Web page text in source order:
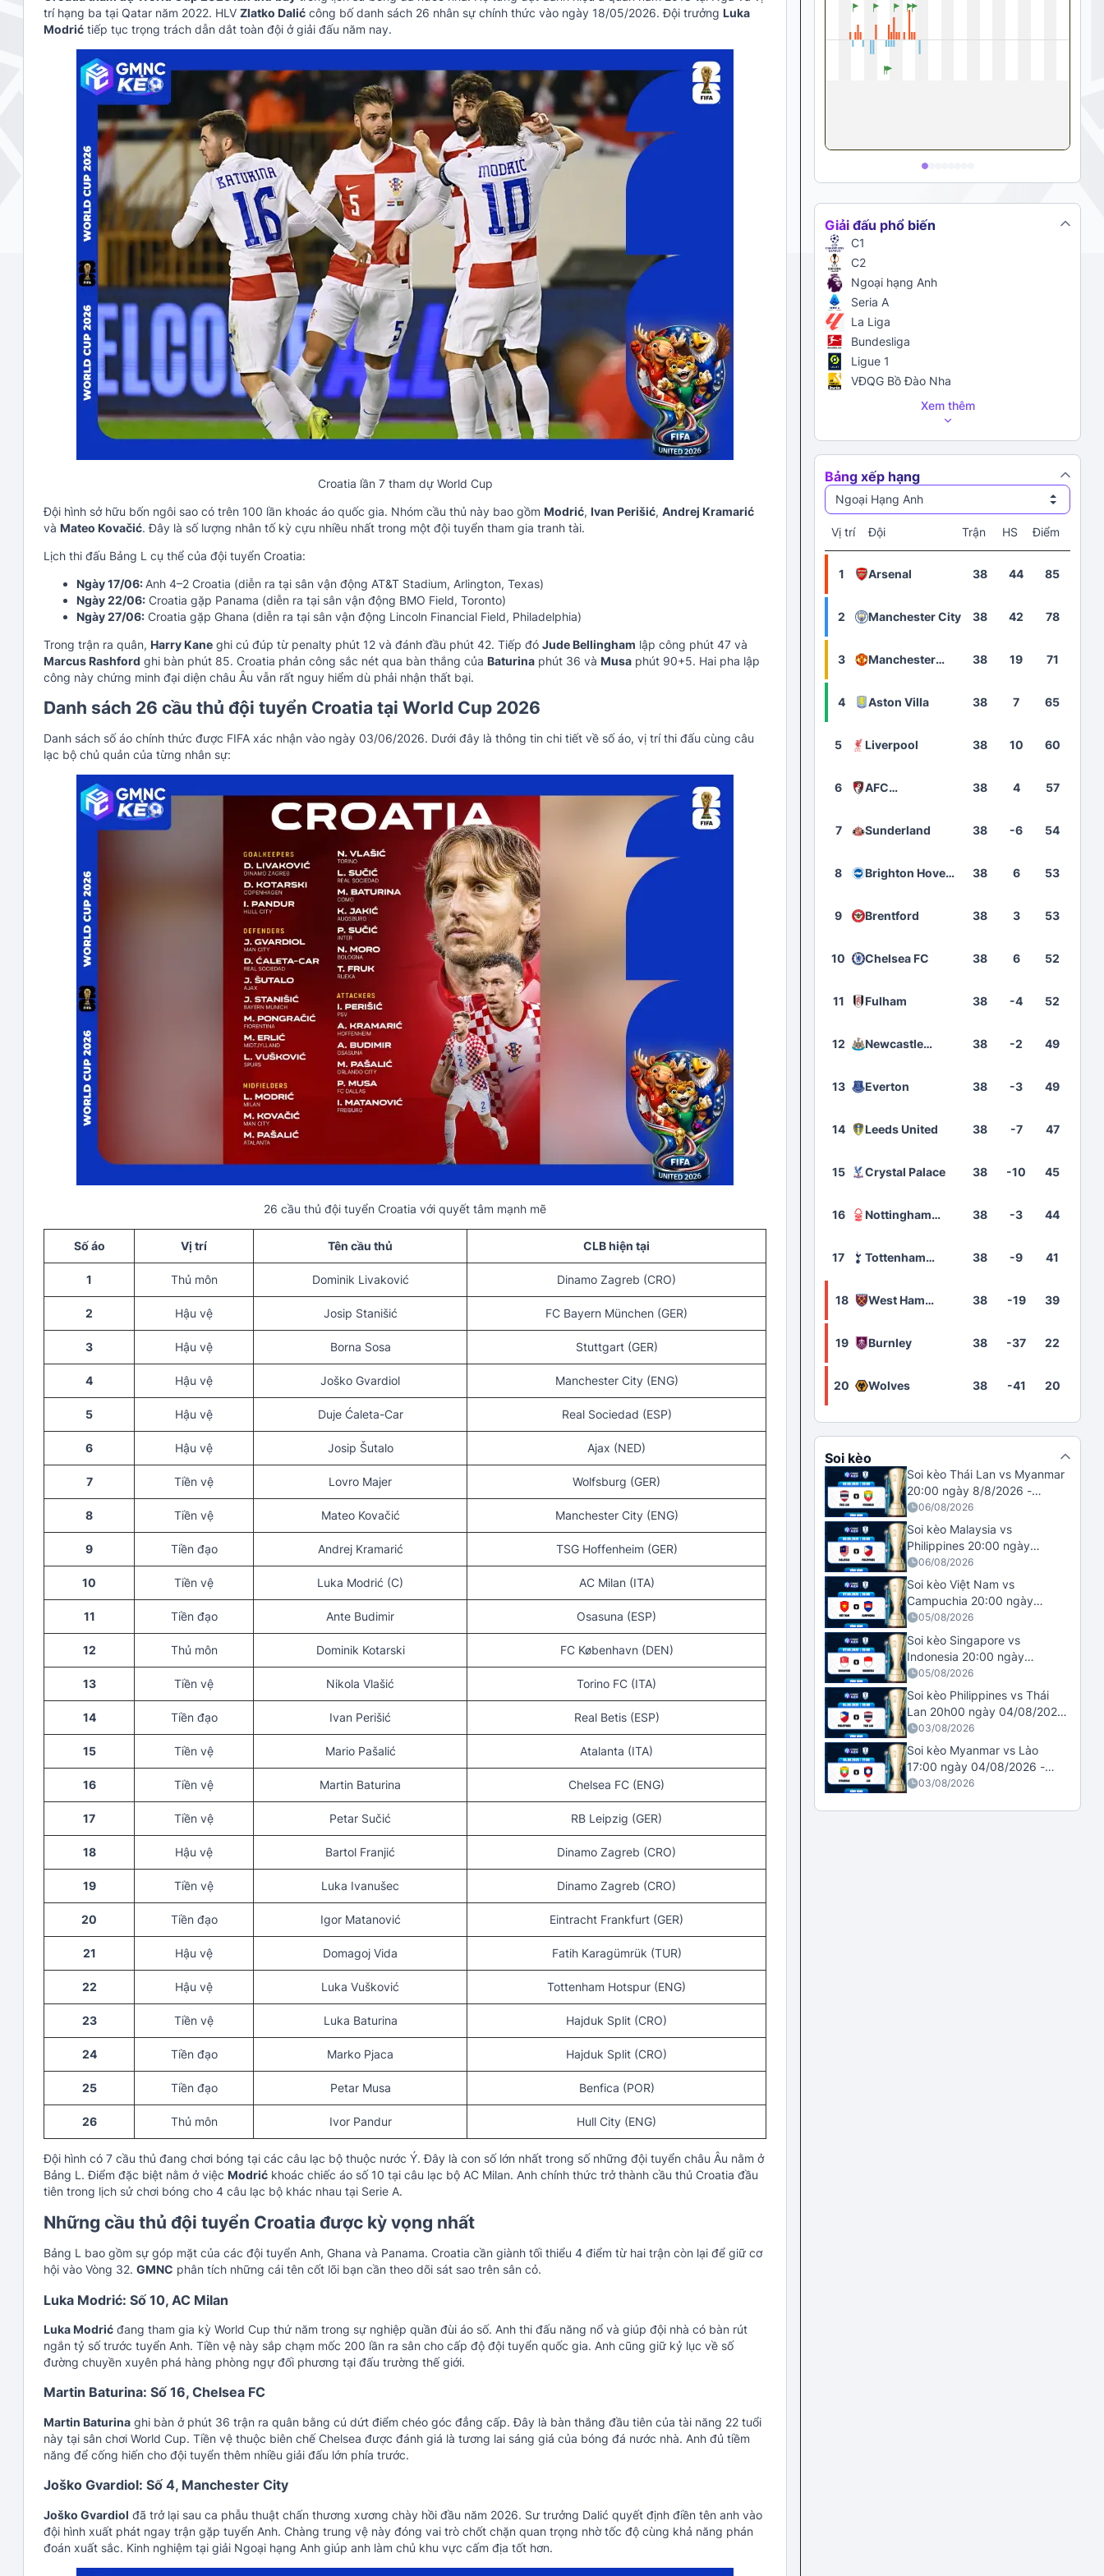
trí hạng ba tại Qatar năm 2022. HLV Zlatko Dalić công bố danh sách 26 nhân sự chính thức vào ngày 18/05/2026. Đội trưởng Luka
Modrić tiếp tục trọng trách dẫn dắt toàn đội ở giải đấu năm nay.
Croatia lần 7 tham dự World Cup
Đội hình sở hữu bốn ngôi sao có trên 100 lần khoác áo quốc gia. Nhóm cầu thủ này bao gồm Modrić, Ivan Perišić, Andrej Kramarić
và Mateo Kovačić. Đây là số lượng nhân tố kỳ cựu nhiều nhất trong một đội tuyển tham gia tranh tài.
Lịch thi đấu Bảng L cụ thể của đội tuyển Croatia:
Ngày 17/06: Anh 4–2 Croatia (diễn ra tại sân vận động AT&T Stadium, Arlington, Texas)
Ngày 22/06: Croatia gặp Panama (diễn ra tại sân vận động BMO Field, Toronto)
Ngày 27/06: Croatia gặp Ghana (diễn ra tại sân vận động Lincoln Financial Field, Philadelphia)
Trong trận ra quân, Harry Kane ghi cú đúp từ penalty phút 12 và đánh đầu phút 42. Tiếp đó Jude Bellingham lập công phút 47 và
Marcus Rashford ghi bàn phút 85. Croatia phản công sắc nét qua bàn thắng của Baturina phút 36 và Musa phút 90+5. Hai pha lập
công này chứng minh đại diện châu Âu vẫn rất nguy hiểm dù phải nhận thất bại.
Danh sách 26 cầu thủ đội tuyển Croatia tại World Cup 2026
Danh sách số áo chính thức được FIFA xác nhận vào ngày 03/06/2026. Dưới đây là thông tin chi tiết về số áo, vị trí thi đấu cùng câu
lạc bộ chủ quản của từng nhân sự:
26 cầu thủ đội tuyển Croatia với quyết tâm mạnh mẽ
Số áo Vị trí Tên cầu thủ CLB hiện tại
1 Thủ môn Dominik Livaković Dinamo Zagreb (CRO)
2 Hậu vệ Josip Stanišić FC Bayern München (GER)
3 Hậu vệ Borna Sosa Stuttgart (GER)
4 Hậu vệ Joško Gvardiol Manchester City (ENG)
5 Hậu vệ Duje Ćaleta-Car Real Sociedad (ESP)
6 Hậu vệ Josip Šutalo Ajax (NED)
7 Tiền vệ Lovro Majer Wolfsburg (GER)
8 Tiền vệ Mateo Kovačić Manchester City (ENG)
9 Tiền đạo Andrej Kramarić TSG Hoffenheim (GER)
10 Tiền vệ Luka Modrić (C) AC Milan (ITA)
11 Tiền đạo Ante Budimir Osasuna (ESP)
12 Thủ môn Dominik Kotarski FC København (DEN)
13 Tiền vệ Nikola Vlašić Torino FC (ITA)
14 Tiền đạo Ivan Perišić Real Betis (ESP)
15 Tiền vệ Mario Pašalić Atalanta (ITA)
16 Tiền vệ Martin Baturina Chelsea FC (ENG)
17 Tiền vệ Petar Sučić RB Leipzig (GER)
18 Hậu vệ Bartol Franjić Dinamo Zagreb (CRO)
19 Tiền vệ Luka Ivanušec Dinamo Zagreb (CRO)
20 Tiền đạo Igor Matanović Eintracht Frankfurt (GER)
21 Hậu vệ Domagoj Vida Fatih Karagümrük (TUR)
22 Hậu vệ Luka Vušković Tottenham Hotspur (ENG)
23 Tiền vệ Luka Baturina Hajduk Split (CRO)
24 Tiền đạo Marko Pjaca Hajduk Split (CRO)
25 Tiền đạo Petar Musa Benfica (POR)
26 Thủ môn Ivor Pandur Hull City (ENG)
Đội hình có 7 cầu thủ đang chơi bóng tại các câu lạc bộ thuộc nước Ý. Đây là con số lớn nhất trong số những đội tuyển châu Âu nằm ở
Bảng L. Điểm đặc biệt nằm ở việc Modrić khoác chiếc áo số 10 tại câu lạc bộ AC Milan. Anh chính thức trở thành cầu thủ Croatia đầu
tiên trong lịch sử chơi bóng cho 4 câu lạc bộ khác nhau tại Serie A.
Những cầu thủ đội tuyển Croatia được kỳ vọng nhất
Bảng L bao gồm sự góp mặt của các đội tuyển Anh, Ghana và Panama. Croatia cần giành tối thiểu 4 điểm từ hai trận còn lại để giữ cơ
hội vào Vòng 32. GMNC phân tích những cái tên cốt lõi bạn cần theo dõi sát sao trên sân cỏ.
Luka Modrić: Số 10, AC Milan
Luka Modrić đang tham gia kỳ World Cup thứ năm trong sự nghiệp quần đùi áo số. Anh thi đấu năng nổ và giúp đội nhà có bàn rút
ngắn tỷ số trước tuyển Anh. Tiền vệ này sắp chạm mốc 200 lần ra sân cho cấp độ đội tuyển quốc gia. Anh cũng giữ kỷ lục về số
đường chuyền xuyên phá hàng phòng ngự đối phương tại đấu trường thế giới.
Martin Baturina: Số 16, Chelsea FC
Martin Baturina ghi bàn ở phút 36 trận ra quân bằng cú dứt điểm chéo góc đẳng cấp. Đây là bàn thắng đầu tiên của tài năng 22 tuổi
này tại sân chơi World Cup. Tiền vệ thuộc biên chế Chelsea được đánh giá là tương lai sáng giá của bóng đá nước nhà. Anh đủ tiềm
năng để cống hiến cho đội tuyển thêm nhiều giải đấu lớn phía trước.
Joško Gvardiol: Số 4, Manchester City
Joško Gvardiol đã trở lại sau ca phẫu thuật chấn thương xương chày hồi đầu năm 2026. Sư trưởng Dalić quyết định điền tên anh vào
đội hình xuất phát ngay trận gặp tuyển Anh. Chàng trung vệ này đóng vai trò chốt chặn quan trọng nhờ tốc độ cùng khả năng phán
đoán xuất sắc. Kinh nghiệm tại giải Ngoại hạng Anh giúp anh làm chủ khu vực cấm địa tốt hơn.
Giải đấu phổ biến
C1
C2
Ngoại hạng Anh
Seria A
La Liga
Bundesliga
Ligue 1
VĐQG Bồ Đào Nha
Xem thêm
Bảng xếp hạng
Ngoại Hạng Anh
Vị trí Đội Trận HS Điểm
1 Arsenal 38 44 85
2 Manchester City 38 42 78
3
Manchester
38 19 71
4 Aston Villa 38 7 65
5 Liverpool 38 10 60
6
AFC
38 4 57
7 Sunderland 38 -6 54
8
Brighton Hove
38 6 53
9 Brentford 38 3 53
10 Chelsea FC 38 6 52
11 Fulham 38 -4 52
12
Newcastle
38 -2 49
13 Everton 38 -3 49
14 Leeds United 38 -7 47
15 Crystal Palace 38 -10 45
16
Nottingham
38 -3 44
17
Tottenham
38 -9 41
18
West Ham
38 -19 39
19 Burnley 38 -37 22
20 Wolves 38 -41 20
Soi kèo
Soi kèo Thái Lan vs Myanmar
20:00 ngày 8/8/2026 -
ASEAN Cup
06/08/2026
Soi kèo Malaysia vs
Philippines 20:00 ngày
08/08/2026 - ASEAN Cup
06/08/2026
Soi kèo Việt Nam vs
Campuchia 20:00 ngày
07/08/2026 - ASEAN Cup
05/08/2026
Soi kèo Singapore vs
Indonesia 20:00 ngày
07/08/2026 - ASEAN Cup
05/08/2026
Soi kèo Philippines vs Thái
Lan 20h00 ngày 04/08/2026
- ASEAN Cup
03/08/2026
Soi kèo Myanmar vs Lào
17:00 ngày 04/08/2026 -
ASEAN Cup
03/08/2026